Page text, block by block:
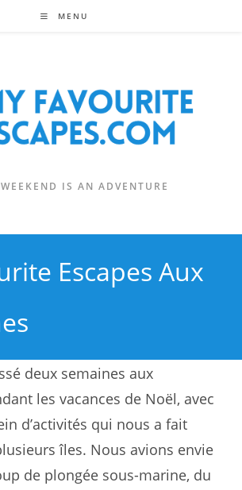
MENU
IS AN ADVENTURE
Escapes Aux
deux semaines aux
les vacances de Noël, avec
d’activités qui nous a fait
îles. Nous avions envie
de plongée sous-marine, du